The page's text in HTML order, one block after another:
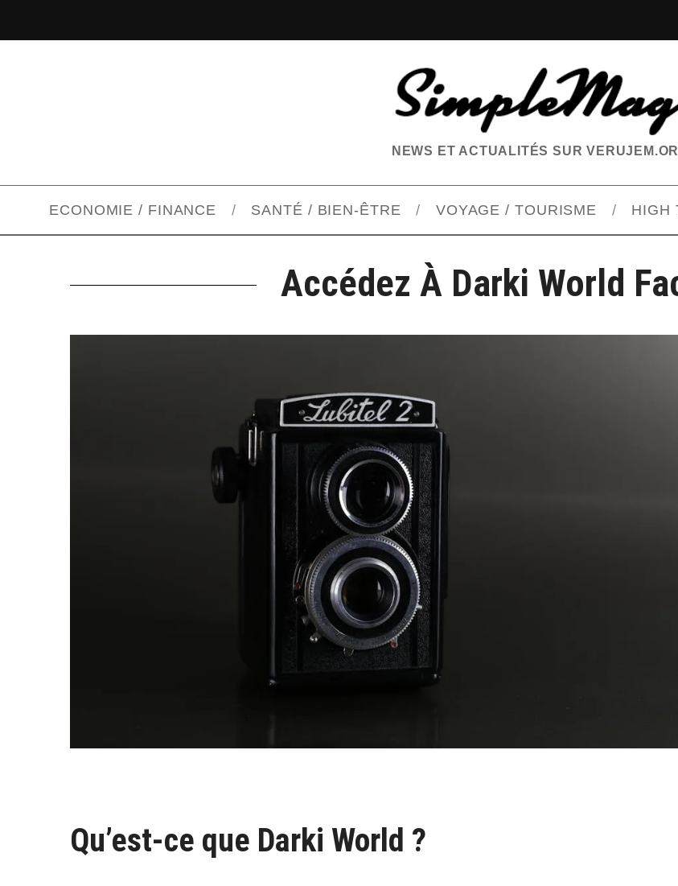
NEWS ET ACTUALITÉS SUR
ECONOMIE / FINANCE SANTÉ / BIEN-ÊTRE VOYAGE / TOURISME HIGH
Accédez À Darki World
Qu’est-ce que Darki World ?